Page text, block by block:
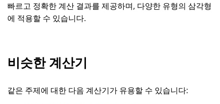
빠르고 정확한 계산 결과를 제공하며, 다양한 유형의 삼각형
에 적용할 수 있습니다.
비슷한 계산기
같은 주제에 대한 다음 계산기가 유용할 수 있습니다: